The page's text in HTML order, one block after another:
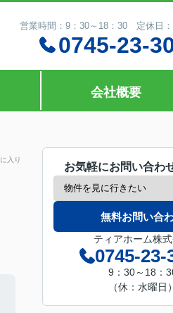
営業時間：9：30～18：30 定休日：
0745-23-
会社概要
入り
お気軽にお問い合わ
無料お問い合
ティアホーム株
0745-23-
9：30～18：
（休：水曜日）